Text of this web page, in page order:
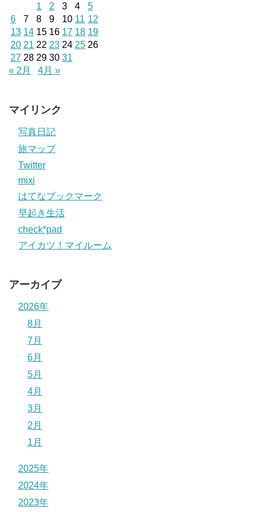
1
2 3 4
5
6
7 8 9 10 11 12
13 14 15 16 17 18 19
20 21 22 23 24 25 26
27 28 29 30 31
« 2月
4月 »
マイリンク
写真日記
旅マップ
Twitter
mixi
はてなブックマーク
早起き生活
check*pad
アイカツ！マイルーム
アーカイブ
2026年
8月
7月
6月
5月
4月
3月
2月
1月
2025年
2024年
2023年